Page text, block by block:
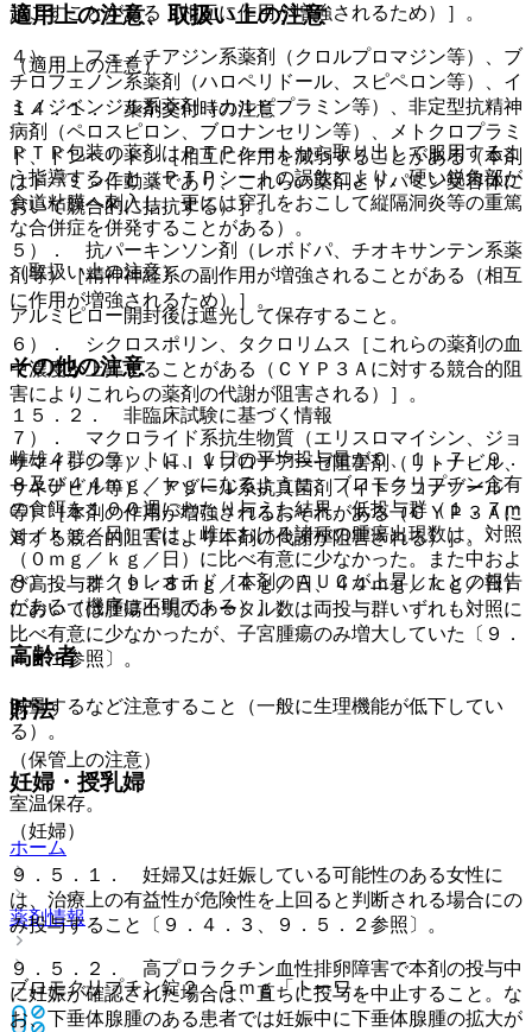
適用上の注意、取扱い上の注意
（適用上の注意）
１４．１． 薬剤交付時の注意
ＰＴＰ包装の薬剤はＰＴＰシートから取り出して服用するよ
う指導すること（ＰＴＰシートの誤飲により、硬い鋭角部が
食道粘膜へ刺入し、更には穿孔をおこして縦隔洞炎等の重篤
な合併症を併発することがある）。
（取扱い上の注意）
アルミピロー開封後は遮光して保存すること。
その他の注意
１５．２． 非臨床試験に基づく情報
雌雄４群のラットに、１日の平均投与量が０、１．７、９．
８及び４４ｍｇ／ｋｇになるように、ブロモクリプチン含有
の食餌を１００週にわたり与えた結果、低投与群（１．７ｍ
ｇ／ｋｇ／日）では、雌における諸種の腫瘍出現数は、対照
（０ｍｇ／ｋｇ／日）に比べ有意に少なかった。また中およ
び高投与群（９．８ｍｇ／ｋｇ／日、４４ｍｇ／ｋｇ／日）
においては腫瘍出現のトータル数は両投与群いずれも対照に
比べ有意に少なかったが、子宮腫瘍のみ増大していた〔９．
４．１参照〕。
貯法
（保管上の注意）
室温保存。
ホーム
薬剤情報
ブロモクリプチン錠２．５ｍｇ「トーワ」
起こすことがある（相互に作用が増強されるため）］。
４）． フェノチアジン系薬剤（クロルプロマジン等）、ブ
チロフェノン系薬剤（ハロペリドール、スピペロン等）、イ
ミノジベンジル系薬剤（カルピプラミン等）、非定型抗精神
病剤（ペロスピロン、ブロナンセリン等）、メトクロプラミ
ド、ドンペリドン［相互に作用を減弱することがある（本剤
はドパミン作動薬であり、これらの薬剤とドパミン受容体に
おいて競合的に拮抗する）］。
５）． 抗パーキンソン剤（レボドパ、チオキサンテン系薬
剤等）［精神神経系の副作用が増強されることがある（相互
に作用が増強されるため）］。
６）． シクロスポリン、タクロリムス［これらの薬剤の血
中濃度が上昇することがある（ＣＹＰ３Ａに対する競合的阻
害によりこれらの薬剤の代謝が阻害される）］。
７）． マクロライド系抗生物質（エリスロマイシン、ジョ
サマイシン等）、ＨＩＶプロテアーゼ阻害剤（リトナビル、
サキナビル等）、アゾール系抗真菌剤（イトラコナゾール
等）［本剤の作用が増強されるおそれがある（ＣＹＰ３Ａに
対する競合的阻害により本剤の代謝が阻害される）］。
８）． オクトレオチド［本剤のＡＵＣが上昇したとの報告
がある（機序は不明である）］。
高齢者
減量するなど注意すること（一般に生理機能が低下してい
る）。
妊婦・授乳婦
（妊婦）
９．５．１． 妊婦又は妊娠している可能性のある女性に
は、治療上の有益性が危険性を上回ると判断される場合にの
み投与すること〔９．４．３、９．５．２参照〕。
９．５．２． 高プロラクチン血性排卵障害で本剤の投与中
に妊娠が確認された場合は、直ちに投与を中止すること。な
お、下垂体腺腫のある患者では妊娠中に下垂体腺腫の拡大が